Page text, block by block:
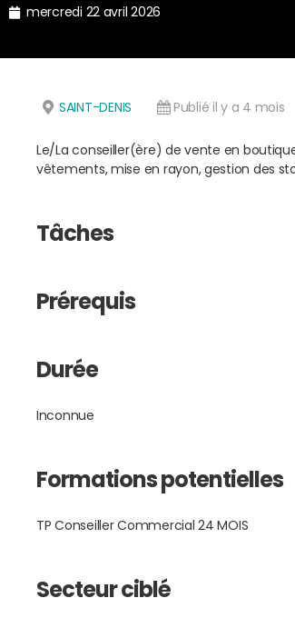
mercredi 22 avril 2026
SAINT-DENIS Publié il y a 4 mois
Le/La conseiller(ère) de vente en
vêtements, mise en rayon, gestion des
Tâches
Prérequis
Durée
Inconnue
Formations potentielles
TP Conseiller Commercial 24 MOIS
Secteur ciblé